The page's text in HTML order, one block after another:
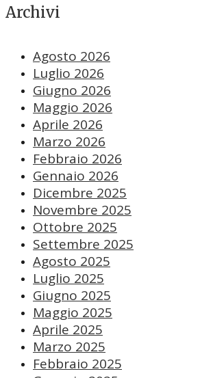
Archivi
Agosto 2026
Luglio 2026
Giugno 2026
Maggio 2026
Aprile 2026
Marzo 2026
Febbraio 2026
Gennaio 2026
Dicembre 2025
Novembre 2025
Ottobre 2025
Settembre 2025
Agosto 2025
Luglio 2025
Giugno 2025
Maggio 2025
Aprile 2025
Marzo 2025
Febbraio 2025